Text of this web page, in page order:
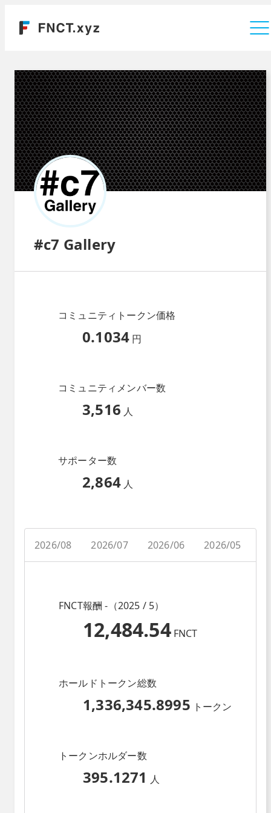
#c7 Gallery
コミュニティトークン価格
0.1034 円
コミュニティメンバー数
3,516 人
サポーター数
2,864 人
2026/08 2026/07 2026/06 2026/05
FNCT報酬 -（2025 / 5）
12,484.54 FNCT
ホールドトークン総数
1,336,345.8995 トークン
トークンホルダー数
395.1271 人